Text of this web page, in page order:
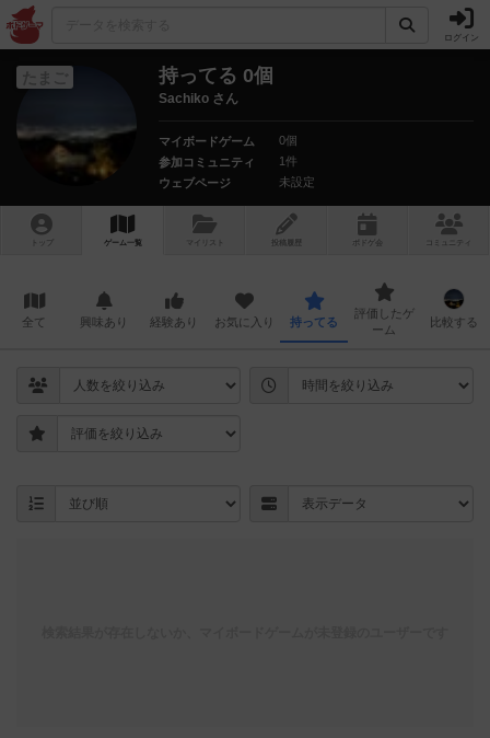
ログイン
たまご 持ってる 0個
Sachiko さん
マイボードゲーム
0個
参加コミュニティ
1件
ウェブページ
未設定
トップ ゲーム一覧 マイリスト 投稿履歴 ボ ドゲ コミュニティ
全て 興味あり 経験あり お気に入り 持ってる
評価したゲ
ーム
比較する